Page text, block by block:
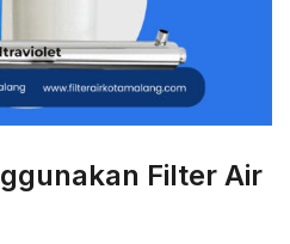
Filter Air